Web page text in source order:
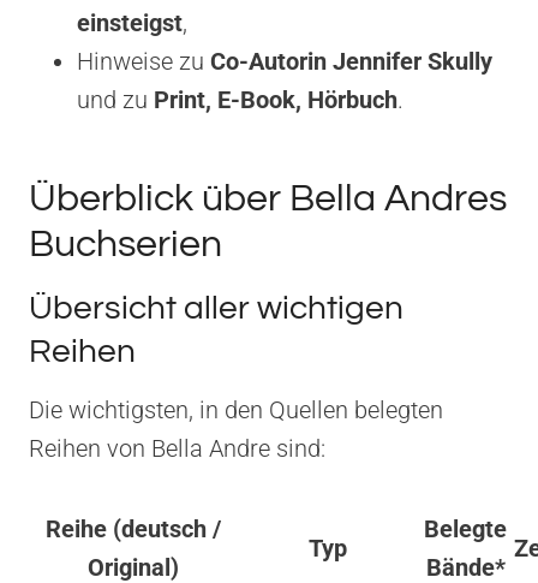
einsteigst,
Hinweise zu Co-Autorin Jennifer Skully
und zu Print, E-Book, Hörbuch.
Überblick über Bella Andres
Buchserien
Übersicht aller wichtigen
Reihen
Die wichtigsten, in den Quellen belegten
Reihen von Bella Andre sind:
Reihe (deutsch /
Original)
Typ
Belegte
Bände*